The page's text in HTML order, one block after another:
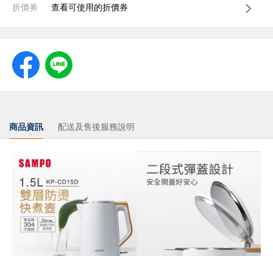
折價券 查看可使用的折價券
商品資訊 配送及售後服務說明